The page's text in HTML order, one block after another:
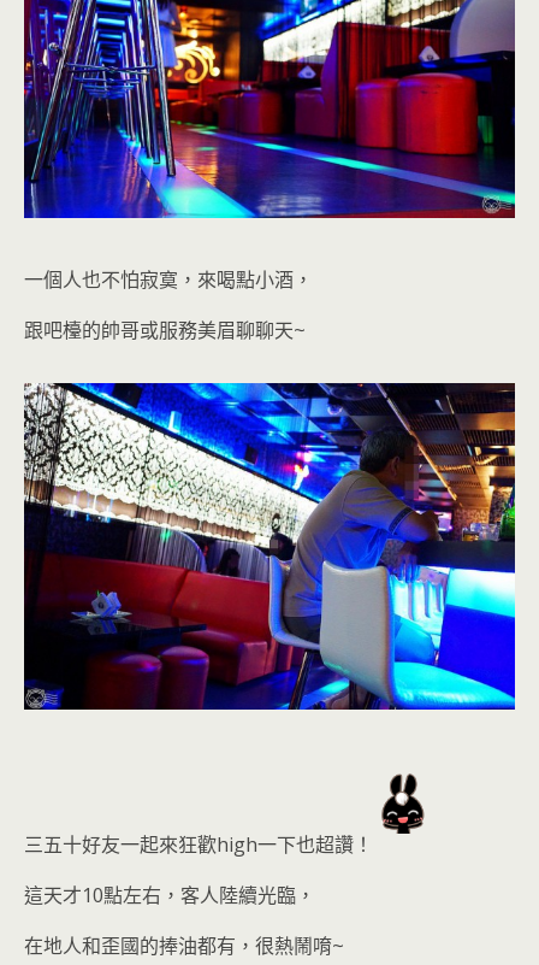
一個人也不怕寂寞 ，來喝點小酒，
跟吧檯的帥哥或服務美眉聊聊天~
三五十好友一起來狂歡high一下也超讚！
這天才10點左右，客人陸續光臨，
在地人和歪國的捧油都有，很熱鬧唷~